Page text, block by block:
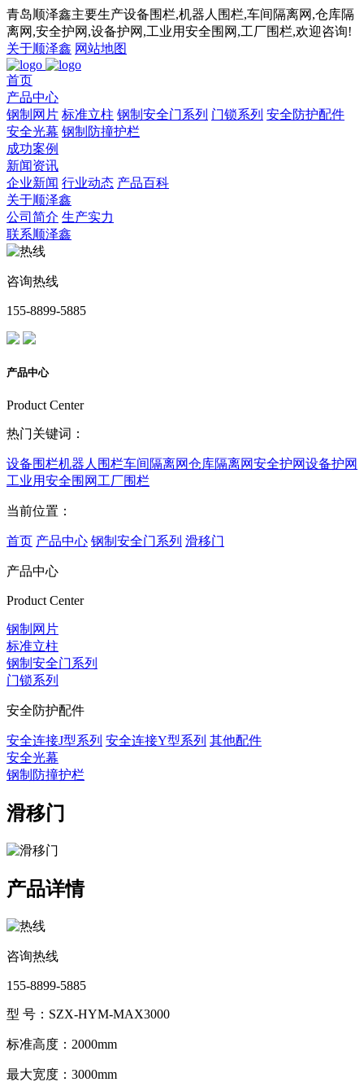
青岛顺泽鑫主要生产设备围栏,机器人围栏,车间隔离网,仓库隔
离网,安全护网,设备护网,工业用安全围网,工厂围栏,欢迎咨询!
关于顺泽鑫 网站地图
首页
产品中心
钢制网片 标准立柱 钢制安全门系列 门锁系列 安全防护配件
安全光幕 钢制防撞护栏
成功案例
新闻资讯
企业新闻 行业动态 产品百科
关于顺泽鑫
公司简介 生产实力
联系顺泽鑫
咨询热线
155-8899-5885
产品中心
Product Center
热门关键词：
设备围栏机器人围栏车间隔离网仓库隔离网安全护网设备护网
工业用安全围网 工厂围栏
当前位置：
首页 产品中心 钢制安全门系列 滑移门
产品中心
Product Center
钢制网片
标准立柱
钢制安全门系列
门锁系列
安全防护配件
安全连接J型系列 安全连接Y型系列 其他配件
安全光幕
钢制防撞护栏
滑移门
产品详情
咨询热线
155-8899-5885
型 号：SZX-HYM-MAX3000
标准高度：2000mm
最大宽度：3000mm